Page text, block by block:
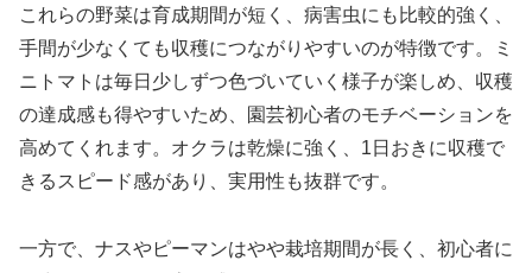
これらの野菜は育成期間が短く、病害虫にも比較的強く、
手間が少なくても収穫につながりやすいのが特徴です。ミ
ニトマトは毎日少しずつ色づいていく様子が楽しめ、収穫
の達成感も得やすいため、園芸初心者のモチベーションを
高めてくれます。オクラは乾燥に強く、1日おきに収穫で
きるスピード感があり、実用性も抜群です。
一方で、ナスやピーマンはやや栽培期間が長く、初心者に